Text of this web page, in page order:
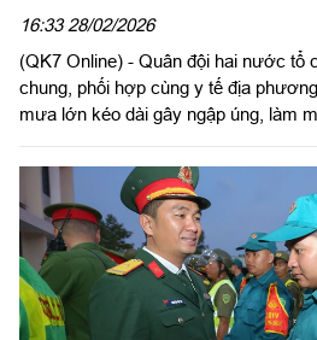
16:33 28/02/2026
(QK7 Online) - Quân đội hai nước tổ
chung, phối hợp cùng y tế địa
mưa lớn kéo dài gây ngập úng, làm
gây thương vong lớn cho công nhân